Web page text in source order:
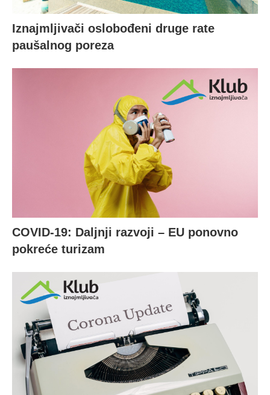
Iznajmljivači oslobođeni druge rate
paušalnog poreza
COVID-19: Daljnji razvoji – EU ponovno
pokreće turizam